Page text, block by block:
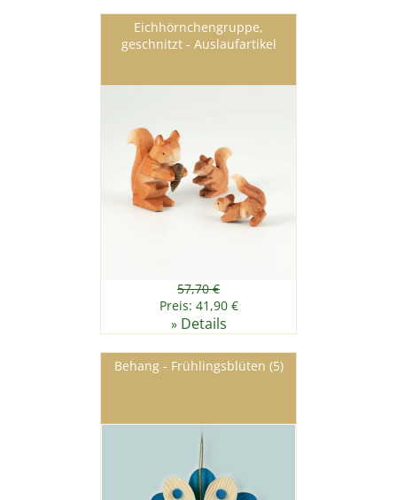
Eichhörnchengruppe,
geschnitzt - Auslaufartikel
57,70 €
Preis: 41,90 €
» Details
Behang - Frühlingsblüten (5)